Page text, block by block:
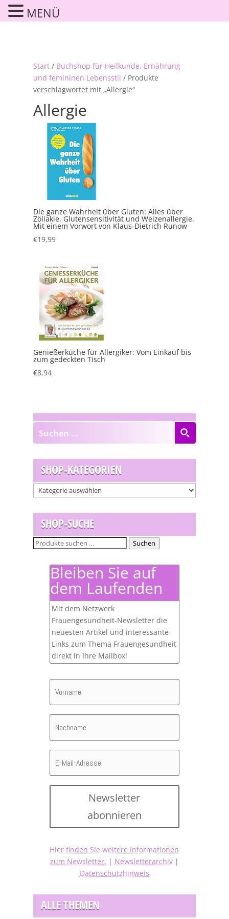
Start/ Buchshop für Heilkunde, Ernährung
und femininen Lebensstil / Produkte
verschlagwortet mit „Allergie“
Allergie
Die ganze Wahrheit über Gluten: Alles über
Zöliakie, Glutensensitivität und Weizenallergie.
Mit einem Vorwort von Klaus-Dietrich Runow
€19,99
Genießerküche für Allergiker: Vom Einkauf bis
zum gedeckten Tisch
€8,94
SHOP-KATEGORIEN
SHOP-SUCHE
Suchen
Suchen
Bleiben Sie auf
dem Laufenden
Mit dem Netzwerk
Frauengesundheit-Newsletter die
neuesten Artikel und interessante
Links zum Thema Frauengesundheit
direkt in Ihre Mailbox!
Newsletter
abonnieren
Hier finden Sie weitere Informationen
zum Newsletter. | Newsletterarchiv|
Datenschutzhinweis
ALLE THEMEN
MENÜ